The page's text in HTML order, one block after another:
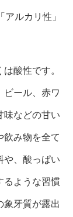
ルカリ性」
酸性です。
ビール、赤ワ
味などの甘い
飲み物を全て
や、酸っぱい
るような習慣
象牙質が露出